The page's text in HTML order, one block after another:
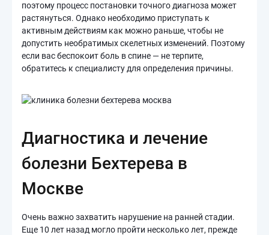
поэтому процесс постановки точного диагноза может
растянуться. Однако необходимо приступать к
активным действиям как можно раньше, чтобы не
допустить необратимых скелетных изменений. Поэтому
если вас беспокоит боль в спине — не терпите,
обратитесь к специалисту для определения причины.
Диагностика и лечение
болезни Бехтерева в
Москве
Очень важно захватить нарушение на ранней стадии.
Еще 10 лет назад могло пройти несколько лет, прежде